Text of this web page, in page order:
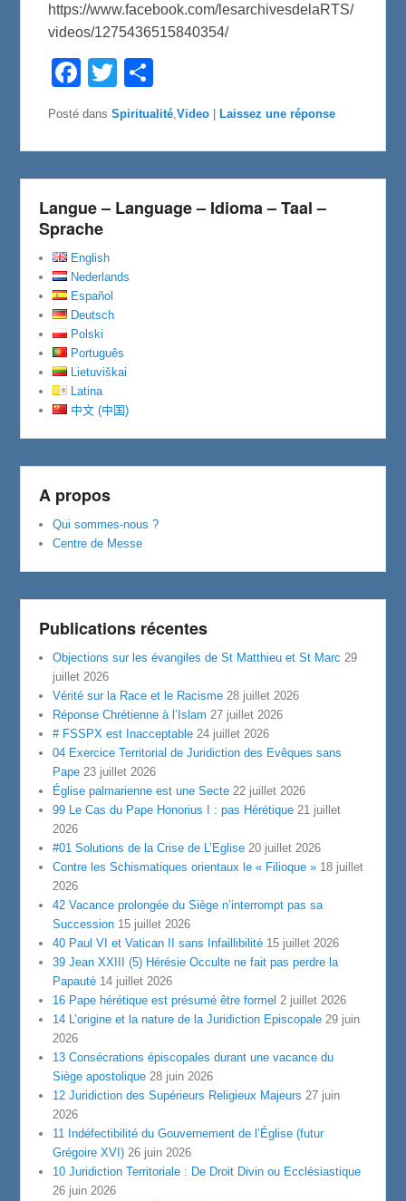
https://www.facebook.com/lesarchivesdelaRTS/
videos/1275436515840354/
F
e
b
o
T
t
t
r
t
a
e
Posté dans Spiritualité ,Video Laissez une réponse
Langue – Language – Idioma – Taal –
Sprache
English
Nederlands
Español
Deutsch
Polski
Português
Lietuviškai
Latina
中文 (中国)
A propos
Qui sommes-nous ?
Centre de Messe
Publications récentes
Objections sur les évangiles de St Matthieu et St Marc 29
juillet 2026
Vérité sur la Race et le Racisme 28 juillet 2026
Réponse Chrétienne à l’Islam 27 juillet 2026
# FSSPX est Inacceptable 24 juillet 2026
04 Exercice Territorial de Juridiction des Evêques sans
Pape 23 juillet 2026
Église palmarienne est une Secte 22 juillet 2026
99 Le Cas du Pape Honorius I : pas Hérétique 21 juillet
2026
#01 Solutions de la Crise de L’Eglise 20 juillet 2026
Contre les Schismatiques orientaux le « Filioque » 18 juillet
2026
42 Vacance prolongée du Siège n’interrompt pas sa
Succession 15 juillet 2026
40 Paul VI et Vatican II sans Infaillibilité 15 juillet 2026
39 Jean XXIII (5) Hérésie Occulte ne fait pas perdre la
Papauté 14 juillet 2026
16 Pape hérétique est présumé être formel 2 juillet 2026
14 L’origine et la nature de la Juridiction Episcopale 29 juin
2026
13 Consécrations épiscopales durant une vacance du
Siège apostolique 28 juin 2026
12 Juridiction des Supérieurs Religieux Majeurs 27 juin
2026
11 Indéfectibilité du Gouvernement de l’Église (futur
Grégoire XVI) 26 juin 2026
10 Juridiction Territoriale : De Droit Divin ou Ecclésiastique
26 juin 2026